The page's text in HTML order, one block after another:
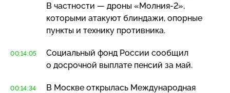
В частности — дроны «Молния-2»,
которыми атакуют блиндажи, опорные
пункты и технику противника.
00:14:05
Социальный фонд России сообщил
о досрочной выплате пенсий за май.
00:14:34
В Москве открылась Международная